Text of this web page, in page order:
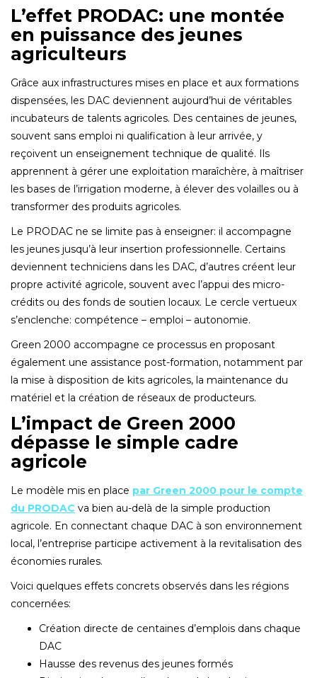
L’effet PRODAC: une montée
en puissance des jeunes
agriculteurs
Grâce aux infrastructures mises en place et aux formations
dispensées‚ les DAC deviennent aujourd’hui de véritables
incubateurs de talents agricoles. Des centaines de jeunes‚
souvent sans emploi ni qualification à leur arrivée‚ y
reçoivent un enseignement technique de qualité. Ils
apprennent à gérer une exploitation maraîchère‚ à maîtriser
les bases de l’irrigation moderne‚ à élever des volailles ou à
transformer des produits agricoles.
Le PRODAC ne se limite pas à enseigner: il accompagne
les jeunes jusqu’à leur insertion professionnelle. Certains
deviennent techniciens dans les DAC‚ d’autres créent leur
propre activité agricole‚ souvent avec l’appui des micro-
crédits ou des fonds de soutien locaux. Le cercle vertueux
s’enclenche: compétence – emploi – autonomie.
Green 2000 accompagne ce processus en proposant
également une assistance post-formation‚ notamment par
la mise à disposition de kits agricoles‚ la maintenance du
matériel et la création de réseaux de producteurs.
L’impact de Green 2000
dépasse le simple cadre
agricole
Le modèle mis en place par Green 2000 pour le compte
du PRODAC va bien au-delà de la simple production
agricole. En connectant chaque DAC à son environnement
local‚ l’entreprise participe activement à la revitalisation des
économies rurales.
Voici quelques effets concrets observés dans les régions
concernées:
Création directe de centaines d’emplois dans chaque
DAC
Hausse des revenus des jeunes formés